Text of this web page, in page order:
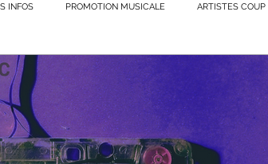
INFOS PROMOTION MUSICALE ARTISTES COUP
CONSEILS SUR UN ENREGISTREMENT EN S